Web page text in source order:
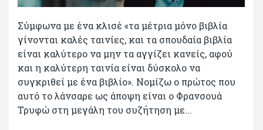
Σύμφωνα με ένα κλισέ «τα μέτρια μόνο βιβλία
γίνονται καλές ταινίες, και τα σπουδαία βιβλία
είναι καλύτερο να μην τα αγγίζει κανείς, αφού
και η καλύτερη ταινία είναι δύσκολο να
συγκριθεί με ένα βιβλίο». Νομίζω ο πρώτος που
αυτό το λάνσαρε ως άποψη είναι ο Φρανσουά
Τρυφώ στη μεγάλη του συζήτηση με...